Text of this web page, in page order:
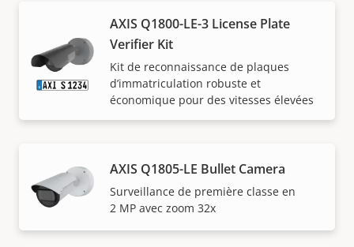
AXIS Q1800-LE-3 License Plate
Verifier Kit
Kit de reconnaissance de plaques
d’immatriculation robuste et
économique pour des vitesses élevées
AXIS Q1805-LE Bullet Camera
Surveillance de première classe en
2 MP avec zoom 32x